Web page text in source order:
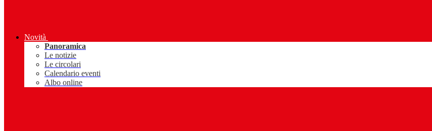
Novità
Panoramica
Le notizie
Le circolari
Calendario eventi
Albo online